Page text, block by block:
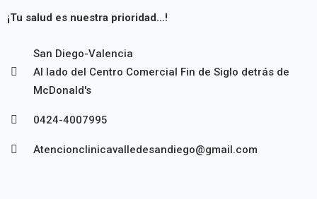
X
¡Tu salud es nuestra prioridad…!
San Diego-Valencia
Al lado del Centro Comercial Fin de Siglo detrás de
McDonald's
0424-4007995
Atencionclinicavalledesandiego@gmail.com